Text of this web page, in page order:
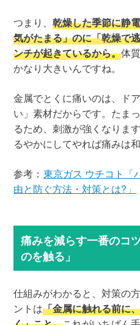
つまり、乾燥した季節に静
気がたまる」のに「乾燥で
ンチが起きているから。体
かなり大きいんですね。
金属でとくに痛いのは、ド
い」素材だからです。たま
るため、刺激が強くなりま
るやかにしてやれば痛みは
参考： 東京ガス ウチコト「
由と防ぐ方法・対策とは?」
痛みを減らす一番のコ
のを触る」
仕組みがわかると、対策の
ントは「金属に触れる前に